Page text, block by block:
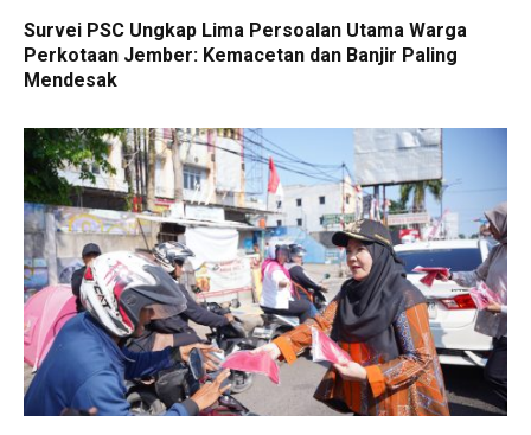
Survei PSC Ungkap Lima Persoalan Utama Warga
Perkotaan Jember: Kemacetan dan Banjir Paling
Mendesak